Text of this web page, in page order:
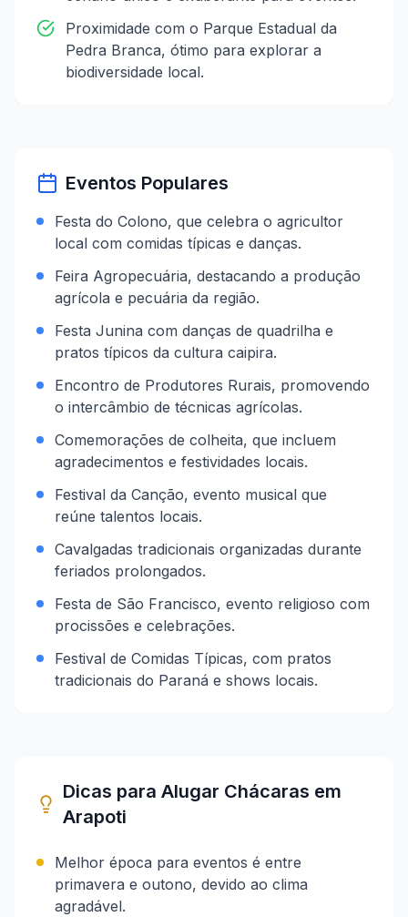
Proximidade com o Parque Estadual da
Pedra Branca, ótimo para explorar a
biodiversidade local.
Eventos Populares
Festa do Colono, que celebra o agricultor
local com comidas típicas e danças.
Feira Agropecuária, destacando a produção
agrícola e pecuária da região.
Festa Junina com danças de quadrilha e
pratos típicos da cultura caipira.
Encontro de Produtores Rurais, promovendo
o intercâmbio de técnicas agrícolas.
Comemorações de colheita, que incluem
agradecimentos e festividades locais.
Festival da Canção, evento musical que
reúne talentos locais.
Cavalgadas tradicionais organizadas durante
feriados prolongados.
Festa de São Francisco, evento religioso com
procissões e celebrações.
Festival de Comidas Típicas, com pratos
tradicionais do Paraná e shows locais.
Dicas para Alugar Chácaras em
Arapoti
Melhor época para eventos é entre
primavera e outono, devido ao clima
agradável.